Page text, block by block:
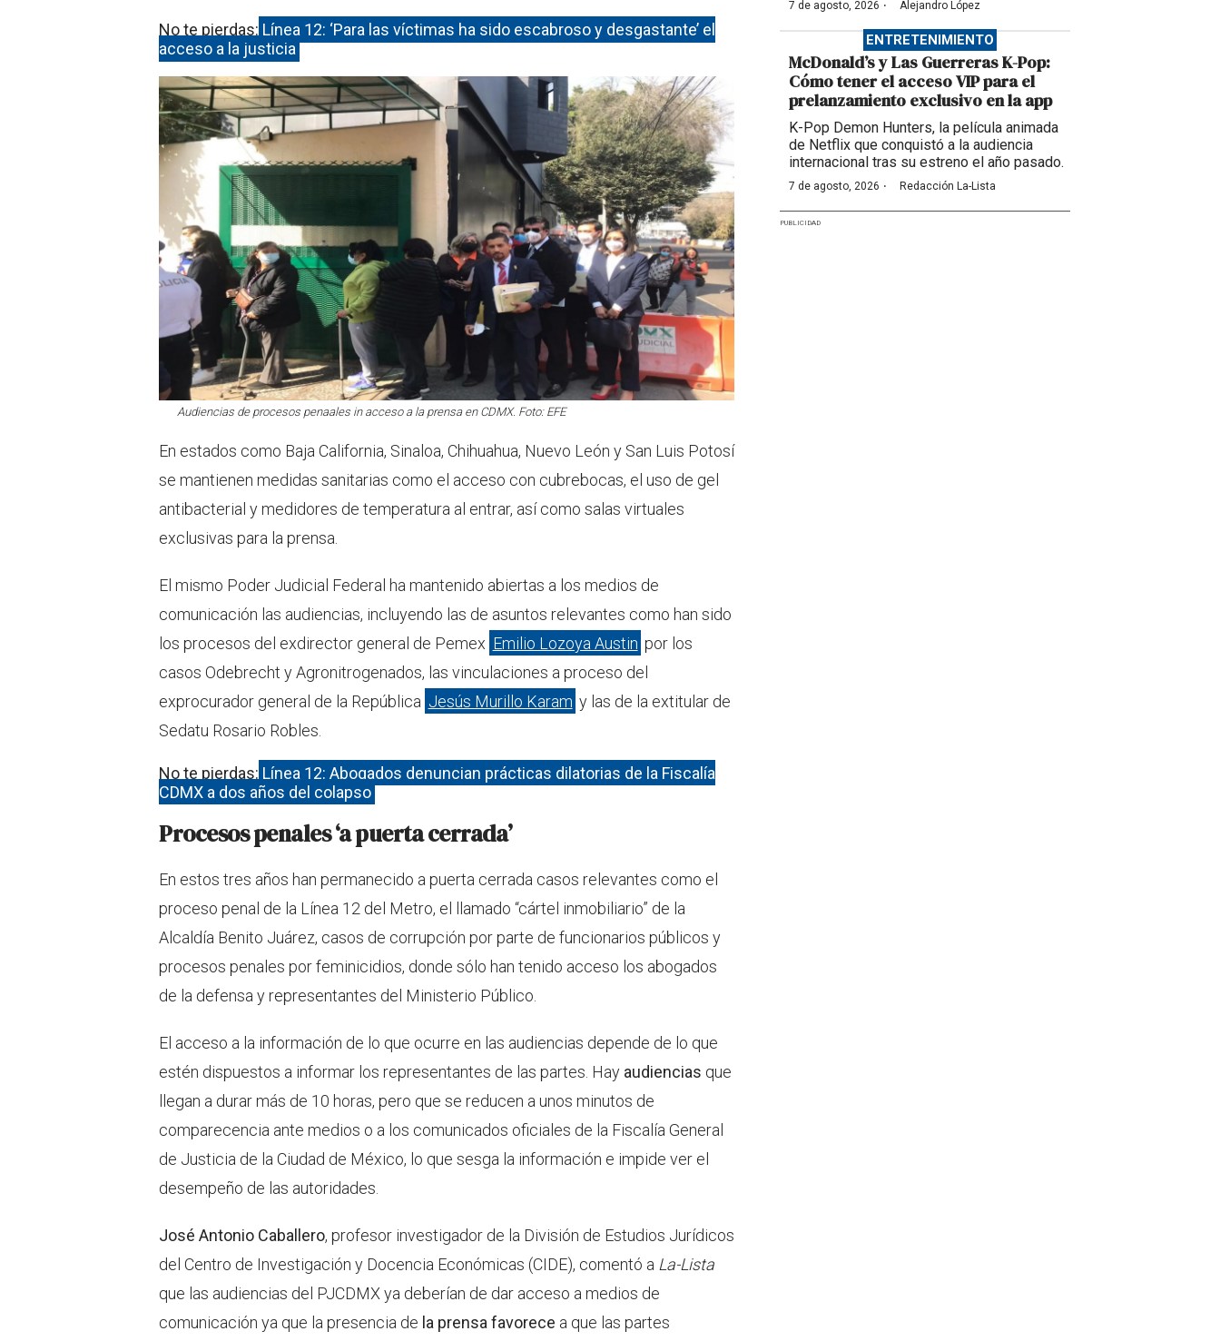
No te pierdas: Línea 12: ‘Para las víctimas ha sido escabroso y desgastante’ el
acceso a la justicia
Audiencias de procesos penaales in acceso a la prensa en CDMX. Foto: EFE
En estados como Baja California, Sinaloa, Chihuahua, Nuevo León y San Luis Potosí
se mantienen medidas sanitarias como el acceso con cubrebocas, el uso de gel
antibacterial y medidores de temperatura al entrar, así como salas virtuales
exclusivas para la prensa.
El mismo Poder Judicial Federal ha mantenido abiertas a los medios de
comunicación las audiencias, incluyendo las de asuntos relevantes como han sido
los procesos del exdirector general de Pemex Emilio Lozoya Austin por los
casos Odebrecht y Agronitrogenados, las vinculaciones a proceso del
exprocurador general de la República Jesús Murillo Karam y las de la extitular de
Sedatu Rosario Robles.
No te pierdas: Línea 12: Abogados denuncian prácticas dilatorias de la Fiscalía
CDMX a dos años del colapso
Procesos penales ‘a puerta cerrada’
En estos tres años han permanecido a puerta cerrada casos relevantes como el
proceso penal de la Línea 12 del Metro, el llamado “cártel inmobiliario” de la
Alcaldía Benito Juárez, casos de corrupción por parte de funcionarios públicos y
procesos penales por feminicidios, donde sólo han tenido acceso los abogados
de la defensa y representantes del Ministerio Público.
El acceso a la información de lo que ocurre en las audiencias depende de lo que
estén dispuestos a informar los representantes de las partes. Hay audiencias que
llegan a durar más de 10 horas, pero que se reducen a unos minutos de
comparecencia ante medios o a los comunicados oficiales de la Fiscalía General
de Justicia de la Ciudad de México, lo que sesga la información e impide ver el
desempeño de las autoridades.
José Antonio Caballero, profesor investigador de la División de Estudios Jurídicos
del Centro de Investigación y Docencia Económicas (CIDE), comentó a La-Lista
que las audiencias del PJCDMX ya deberían de dar acceso a medios de
comunicación ya que la presencia de la prensa favorece a que las partes
7 de agosto, 2026 · Alejandro López
ENTRETENIMIENTO
McDonald’s y Las Guerreras K-Pop:
Cómo tener el acceso VIP para el
prelanzamiento exclusivo en la app
K-Pop Demon Hunters, la película animada
de Netflix que conquistó a la audiencia
internacional tras su estreno el año pasado.
7 de agosto, 2026 · Redacción La-Lista
PUBLICIDAD